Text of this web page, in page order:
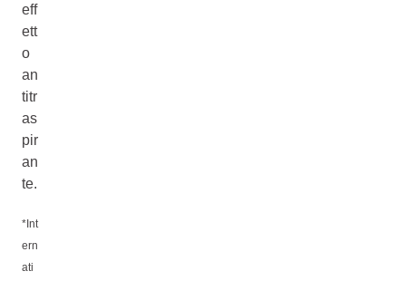
eff
ett
o
an
titr
as
pir
an
te.
*Int
ern
ati